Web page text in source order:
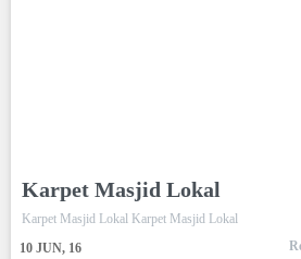
Karpet Masjid Lokal
10 JUN, 16
Karpet Masjid Lokal Karpet Masjid Lokal